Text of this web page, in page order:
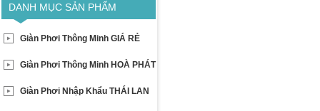
DANH MỤC SẢN PHẨM
Giàn Phơi Thông Minh GIÁ RẺ
Giàn Phơi Thông Minh HOÀ PHÁT
Giàn Phơi Nhập Khẩu THÁI LAN